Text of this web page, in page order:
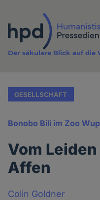
Inhalt
Der säkulare Blick auf die
GESELLSCHAFT
Bonobo Bili im Zoo
Vom
Affen
Colin Goldner